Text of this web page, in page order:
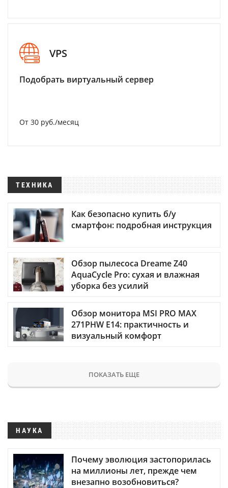
VPS
Подобрать виртуальный сервер
От 30 руб./месяц
ТЕХНИКА
Как безопасно купить б/у
смартфон: подробная инструкция
Обзор пылесоса Dreame Z40
AquaCycle Pro: сухая и влажная
уборка без усилий
Обзор монитора MSI PRO MAX
271PHW E14: практичность и
визуальный комфорт
ПОКАЗАТЬ ЕЩЕ
НАУКА
Почему эволюция застопорилась
на миллионы лет, прежде чем
внезапно возобновиться?